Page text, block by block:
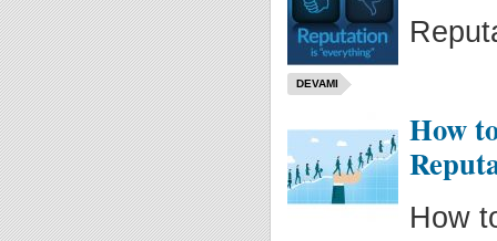
DEVAMI
How
How